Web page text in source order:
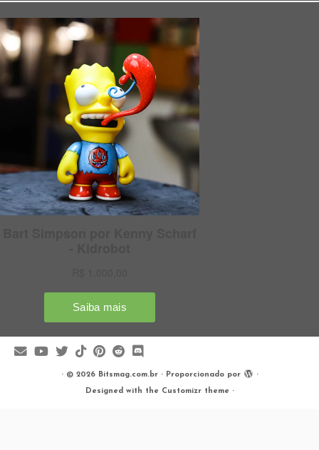
· © 2026 Bitsmag.com.br· Proporcionado por ·
Designed with the Customizr theme ·